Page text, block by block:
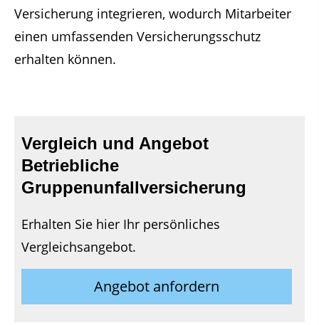
Versicherung integrieren, wodurch Mitarbeiter
einen umfassenden Versicherungsschutz
erhalten können.
Vergleich und Angebot
Betriebliche
Gruppenunfallversicherung
Erhalten Sie hier Ihr persönliches
Vergleichsangebot.
Angebot anfordern